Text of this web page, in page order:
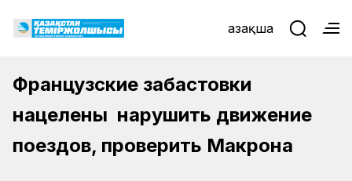
Қазақша
Французские забастовки
нацелены нарушить движение
поездов, проверить Макрона